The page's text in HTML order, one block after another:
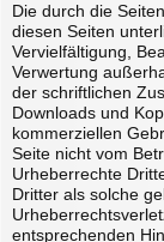
Die durch die
diesen Seiten
Vervielfältigung,
Verwertung
der schriftlichen
Downloads und
kommerziellen
Seite nicht vom
Urheberrechte
Dritter als solche
entsprechenden